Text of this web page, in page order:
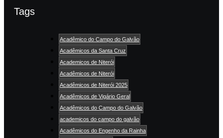
Tags
Acadêmico do Campo do Galvão
Acadêmicos da Santa Cruz
Academicos de Niterói
Acadêmicos de Niterói
Acadêmicos de Niterói 2025
Acadêmicos de Vigário Geral
Acadêmicos do Campo do Galvão
academicos do campo do galvão
Acadêmicos do Engenho da Rainha